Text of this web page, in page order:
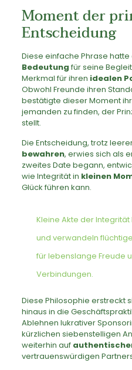
Moment der
Entscheidung
Diese einfache Phrase hatte
Bedeutung für seine
Merkmal für ihren idealen
Obwohl Freunde ihren
bestätigte dieser Moment
jemanden zu finden, der
stellt.
Die Entscheidung, trotz
bewahren, erwies sich als
zweites Date begann,
wie Integrität in kleinen
Glück führen kann.
Kleine Akte der
und verwandeln
für lebenslange Freude
Verbindungen.
Diese Philosophie erstreckt
hinaus in die
Ablehnen lukrativer
kürzlichen siebenstelligen
weiterhin auf
vertrauenswürdigen